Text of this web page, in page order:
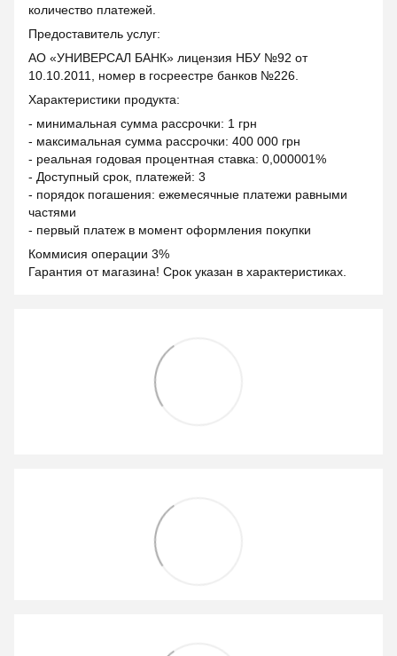
количество платежей.
Предоставитель услуг:
АО «УНИВЕРСАЛ БАНК» лицензия НБУ №92 от
10.10.2011, номер в госреестре банков №226.
Характеристики продукта:
- минимальная сумма рассрочки: 1 грн
- максимальная сумма рассрочки: 400 000 грн
- реальная годовая процентная ставка: 0,000001%
- Доступный срок, платежей: 3
- порядок погашения: ежемесячные платежи равными
частями
- первый платеж в момент оформления покупки
Коммисия операции 3%
Гарантия от магазина! Срок указан в характеристиках.